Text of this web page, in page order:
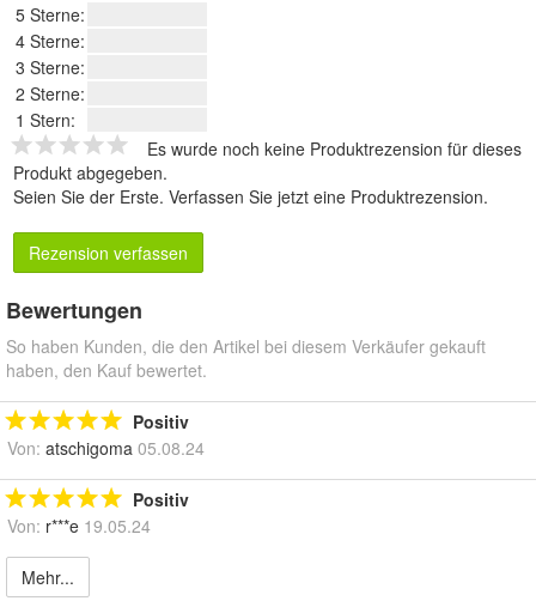
5 Sterne:
4 Sterne:
3 Sterne:
2 Sterne:
1 Stern:
Es wurde noch keine Produktrezension für dieses
Produkt abgegeben.
Seien Sie der Erste. Verfassen Sie jetzt eine Produktrezension.
Rezension verfassen
Bewertungen
So haben Kunden, die den Artikel bei diesem Verkäufer gekauft
haben, den Kauf bewertet.
Positiv
Von: atschigoma 05.08.24
Positiv
Von: r***e 19.05.24
Mehr...